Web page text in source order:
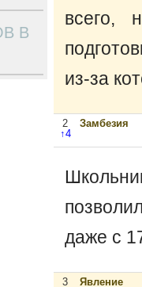
всего,
из-за
2
↑4
Замбезия
даже с
3 Явление
В